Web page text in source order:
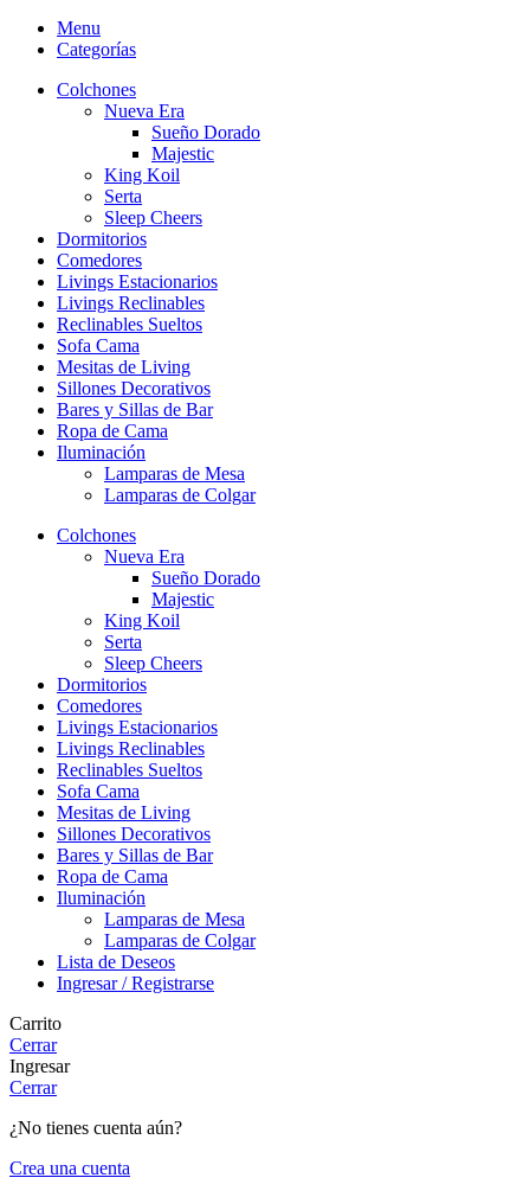
Menu
Categorías
Colchones
Nueva Era
Sueño Dorado
Majestic
King Koil
Serta
Sleep Cheers
Dormitorios
Comedores
Livings Estacionarios
Livings Reclinables
Reclinables Sueltos
Sofa Cama
Mesitas de Living
Sillones Decorativos
Bares y Sillas de Bar
Ropa de Cama
Iluminación
Lamparas de Mesa
Lamparas de Colgar
Colchones
Nueva Era
Sueño Dorado
Majestic
King Koil
Serta
Sleep Cheers
Dormitorios
Comedores
Livings Estacionarios
Livings Reclinables
Reclinables Sueltos
Sofa Cama
Mesitas de Living
Sillones Decorativos
Bares y Sillas de Bar
Ropa de Cama
Iluminación
Lamparas de Mesa
Lamparas de Colgar
Lista de Deseos
Ingresar / Registrarse
Carrito
Cerrar
Ingresar
Cerrar
¿No tienes cuenta aún?
Crea una cuenta